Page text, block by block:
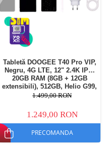
Tabletă DOOGEE T40 Pro VIP,
Negru, 4G LTE, 12" 2.4K IPS,
20GB RAM (8GB + 12GB
extensibili), 512GB, Helio G99,
10800mAh, 33W, Android 14,
1.499,00 RON
1.249,00 RON
PRECOMANDA